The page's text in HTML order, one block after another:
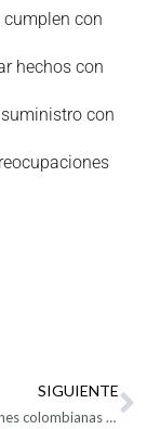
cumplen con
hechos con
con
SIGUIENTE
Las importaciones colombianas crecen 4,6% en agosto de 2024